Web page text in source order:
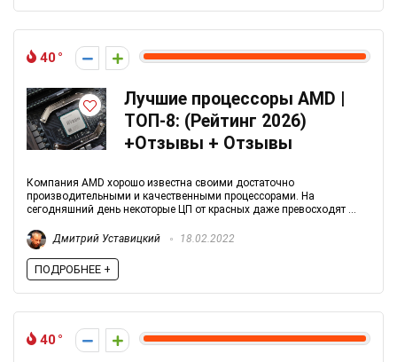
40
Лучшие процессоры AMD |
ТОП-8: (Рейтинг 2026)
+Отзывы + Отзывы
Компания AMD хорошо известна своими достаточно
производительными и качественными процессорами. На
сегодняшний день некоторые ЦП от красных даже превосходят ...
Дмитрий Уставицкий 18.02.2022
ПОДРОБНЕЕ +
40